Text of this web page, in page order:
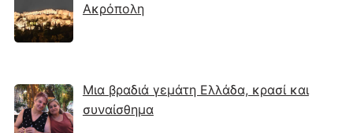
Ακρόπολη
Μια βραδιά γεμάτη Ελλάδα, κρασί και
συναίσθημα